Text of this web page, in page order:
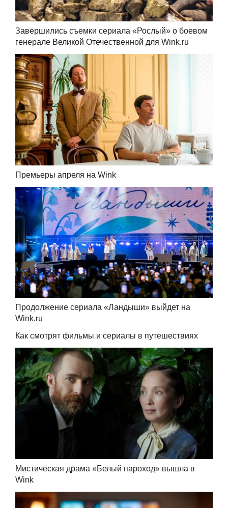
Завершились съемки сериала «Рослый» о боевом
генерале Великой Отечественной для Wink.ru
Премьеры апреля на Wink
Продолжение сериала «Ландыши» выйдет на
Wink.ru
Как смотрят фильмы и сериалы в путешествиях
Мистическая драма «Белый пароход» вышла в
Wink